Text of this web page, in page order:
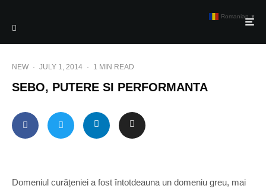
NEW · JULY 1, 2014 · 1 MIN READ
SEBO, PUTERE SI PERFORMANTA
Domeniul curățeniei a fost întotdeauna un domeniu greu, mai
Romanian ▼